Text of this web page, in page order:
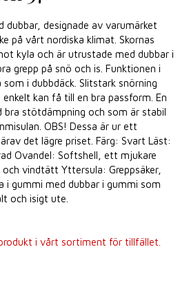
dubbar, designade av varumärket
på vårt nordiska klimat. Skornas
kyla och är utrustade med dubbar i
grepp på snö och is. Funktionen i
i dubbdäck. Slitstark snörning
kan få till en bra passform. En
bra stötdämpning och som är stabil
OBS! Dessa är ur ett
det lägre priset. Färg: Svart Läst:
Ovandel: Softshell, ett mjukare
vindtätt Yttersula: Greppsäker,
gummi med dubbar i gummi som
och isigt ute.
i vårt sortiment för tillfället.